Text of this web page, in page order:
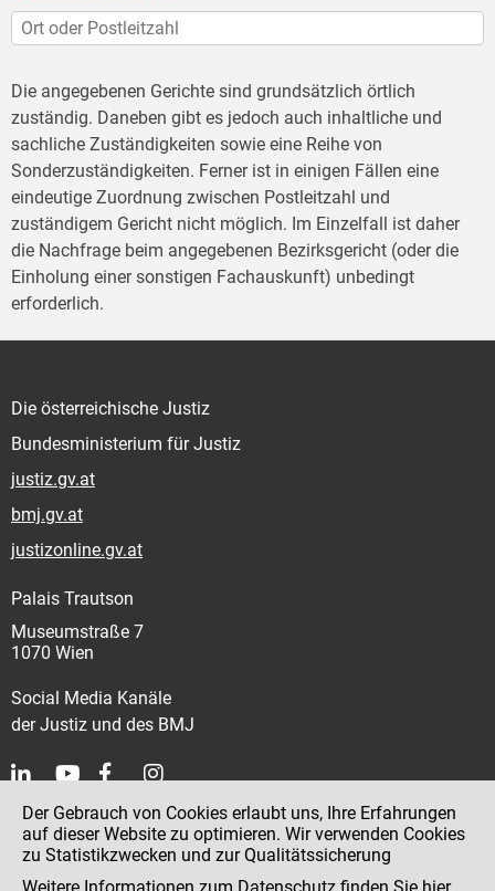
Die angegebenen Gerichte sind grundsätzlich örtlich
zuständig. Daneben gibt es jedoch auch inhaltliche und
sachliche Zuständigkeiten sowie eine Reihe von
Sonderzuständigkeiten. Ferner ist in einigen Fällen eine
eindeutige Zuordnung zwischen Postleitzahl und
zuständigem Gericht nicht möglich. Im Einzelfall ist daher
die Nachfrage beim angegebenen Bezirksgericht (oder die
Einholung einer sonstigen Fachauskunft) unbedingt
erforderlich.
Die österreichische Justiz
Bundesministerium für Justiz
justiz.gv.at
bmj.gv.at
justizonline.gv.at
Palais Trautson
Museumstraße 7
1070 Wien
Social Media Kanäle
der Justiz und des BMJ
Kontakt
Impressum
Der Gebrauch von Cookies erlaubt uns, Ihre Erfahrungen
auf dieser Website zu optimieren. Wir verwenden Cookies
zu Statistikzwecken und zur Qualitätssicherung